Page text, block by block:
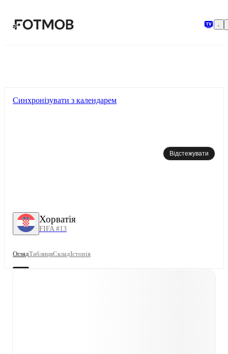
Хорватія
FIFA #13
Синхронізувати з календарем
Відстежувати
ОглядТаблицяСкладІсторія